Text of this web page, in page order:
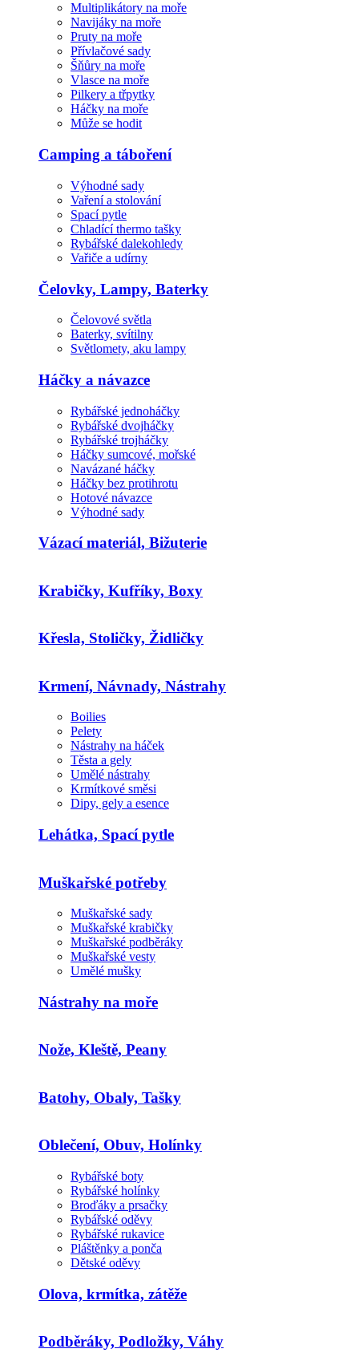
Multiplikátory na moře
Navijáky na moře
Pruty na moře
Přívlačové sady
Šňůry na moře
Vlasce na moře
Pilkery a třpytky
Háčky na moře
Může se hodit
Camping a táboření
Výhodné sady
Vaření a stolování
Spací pytle
Chladící thermo tašky
Rybářské dalekohledy
Vařiče a udírny
Čelovky, Lampy, Baterky
Čelovové světla
Baterky, svítilny
Světlomety, aku lampy
Háčky a návazce
Rybářské jednoháčky
Rybářské dvojháčky
Rybářské trojháčky
Háčky sumcové, mořské
Navázané háčky
Háčky bez protihrotu
Hotové návazce
Výhodné sady
Vázací materiál, Bižuterie
Krabičky, Kufříky, Boxy
Křesla, Stoličky, Židličky
Krmení, Návnady, Nástrahy
Boilies
Pelety
Nástrahy na háček
Těsta a gely
Umělé nástrahy
Krmítkové směsi
Dipy, gely a esence
Lehátka, Spací pytle
Muškařské potřeby
Muškařské sady
Muškařské krabičky
Muškařské podběráky
Muškařské vesty
Umělé mušky
Nástrahy na moře
Nože, Kleště, Peany
Batohy, Obaly, Tašky
Oblečení, Obuv, Holínky
Rybářské boty
Rybářské holínky
Broďáky a prsačky
Rybářské oděvy
Rybářské rukavice
Pláštěnky a ponča
Dětské oděvy
Olova, krmítka, zátěže
Podběráky, Podložky, Váhy